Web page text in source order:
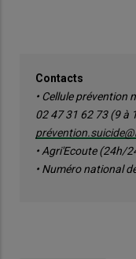
Contacts
• Cellule prévention
02 47 31 62 73 (9 à
• Agri'Ecoute (24h/
• Numéro national